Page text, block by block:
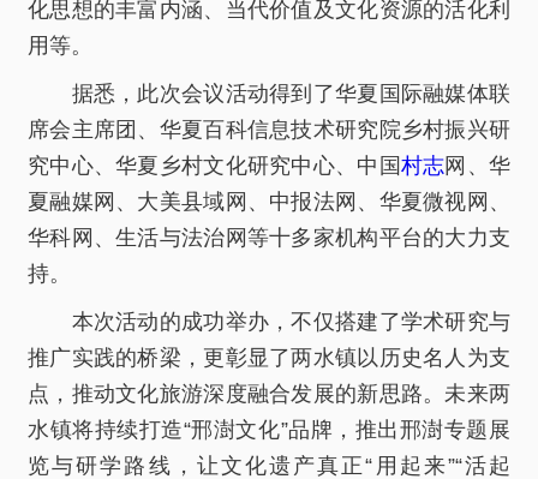
化思想的丰富内涵、当代价值及文化资源的活化利
用等。
据悉，此次会议活动得到了华夏国际融媒体联
席会主席团、华夏百科信息技术研究院乡村振兴研
究中心、华夏乡村文化研究中心、中国村志网、华
夏融媒网、大美县域网、中报法网、华夏微视网、
华科网、生活与法治网等十多家机构平台的大力支
持。
本次活动的成功举办，不仅搭建了学术研究与
推广实践的桥梁，更彰显了两水镇以历史名人为支
点，推动文化旅游深度融合发展的新思路。未来两
水镇将持续打造“邢澍文化”品牌，推出邢澍专题展
览与研学路线，让文化遗产真正“用起来”“活起